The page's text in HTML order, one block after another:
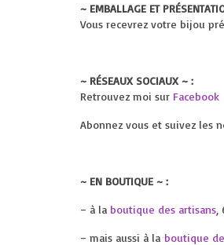
~ EMBALLAGE ET
Vous recevrez votre bijou
~ RÉSEAUX SOCIAUX ~ :
Retrouvez moi sur Facebook
Abonnez vous et suivez les
~ EN BOUTIQUE ~ :
– à la boutique des artisans
– mais aussi à la boutique